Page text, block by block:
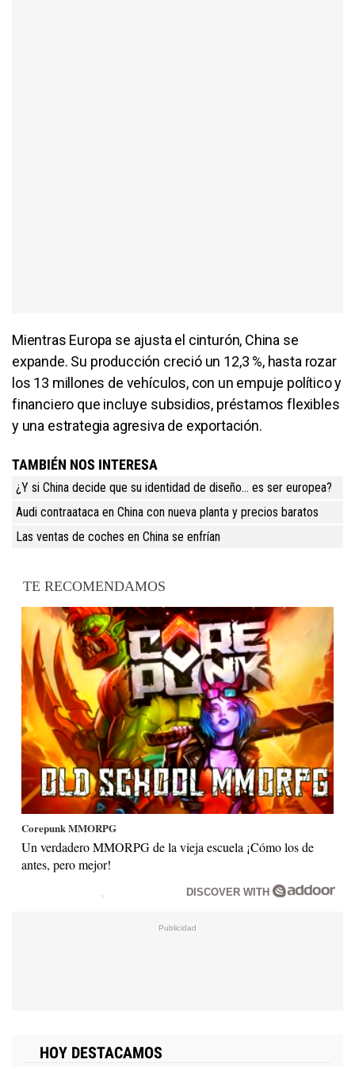
Mientras Europa se ajusta el cinturón, China se
expande. Su producción creció un 12,3 %, hasta rozar
los 13 millones de vehículos, con un empuje político y
financiero que incluye subsidios, préstamos flexibles
y una estrategia agresiva de exportación.
TAMBIÉN NOS INTERESA
¿Y si China decide que su identidad de diseño… es ser europea?
Audi contraataca en China con nueva planta y precios baratos
Las ventas de coches en China se enfrían
TE RECOMENDAMOS
Corepunk MMORPG
Un verdadero MMORPG de la vieja escuela ¡Cómo los de
antes, pero mejor!
DISCOVER WITH
HOY DESTACAMOS